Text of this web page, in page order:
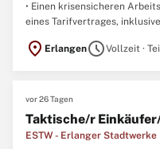
• Einen krisensicheren
eines Tarifvertrages,
Versorgungsanstalt des
systemrelevantem
location_on ErlangenscheduleVollzeit ·
vor 26 Tagen
Taktische/r
ESTW - Erlanger Stadtwerke